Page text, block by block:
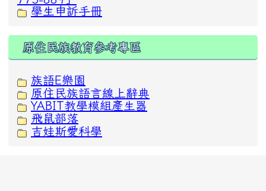
學生申訴手冊
原住民族教育參考專區
族語E樂園
原住民族語言線上辭典
YABIT教學模組產生器
飛鼠部落
吉娃斯愛科學